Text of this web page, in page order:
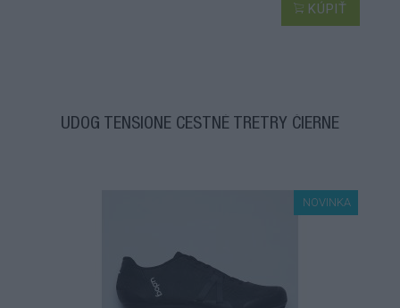
KÚPIŤ
UDOG TENSIONE CESTNÉ TRETRY ČIERNE
NOVINKA